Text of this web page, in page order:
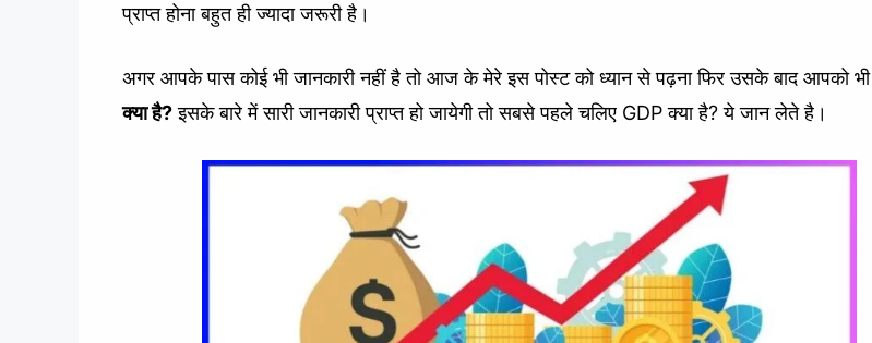
प्राप्त होना बहुत ही ज्यादा जरूरी है।
अगर आपके पास कोई भी जानकारी नहीं है तो आज के मेरे इस पोस्ट को ध्यान से पढ़ना फिर उसके बाद आपको भी
क्या है?इसके बारे में सारी जानकारी प्राप्त हो जायेगी तो सबसे पहले चलिए GDP क्या है? ये जान लेते है।